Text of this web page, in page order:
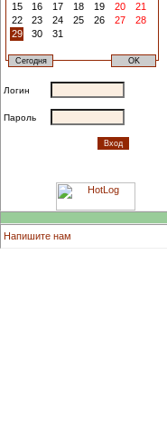
15
16 17 18 19 20
21
22
23 24 25 26 27
28
29
30 31
Логин
Пароль
Напишите нам